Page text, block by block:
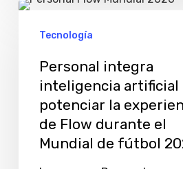
Personal
integra
artificial
potenciar
Tecnología
Personal integra
inteligencia artificial
potenciar la
de Flow durante el
Mundial de fútbol